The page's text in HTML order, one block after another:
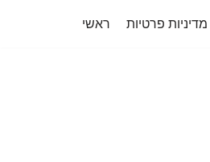
מדיניות פרטיות ראשי